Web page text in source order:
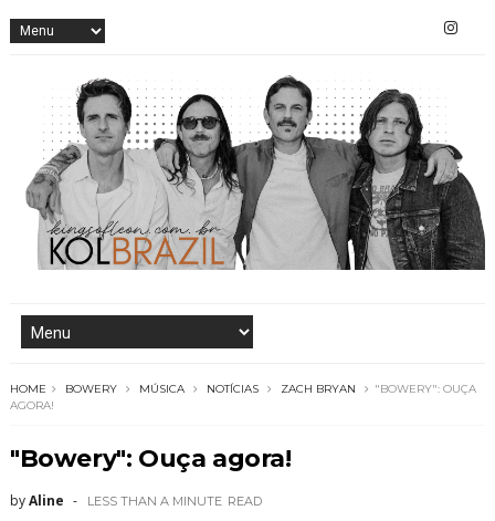
HOME BOWERY MÚSICA NOTÍCIAS ZACH BRYAN
"BOWERY": OUÇA
AGORA!
"Bowery": Ouça agora!
byAline LESS THAN A MINUTE READ